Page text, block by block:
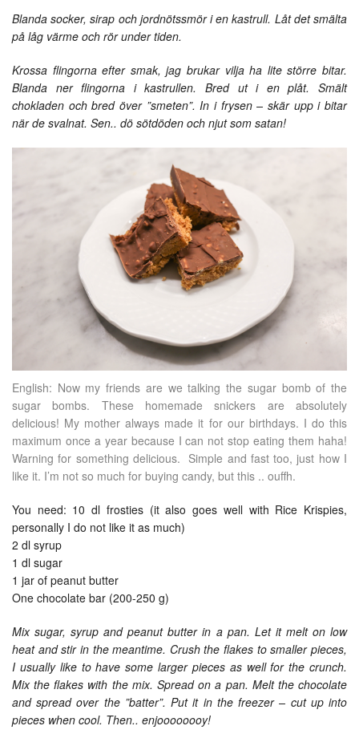
Blanda socker, sirap och jordnötssmör i en kastrull. Låt det smälta
på låg värme och rör under tiden.
Krossa flingorna efter smak, jag brukar vilja ha lite större bitar.
Blanda ner flingorna i kastrullen. Bred ut i en plåt. Smält
chokladen och bred över ”smeten”. In i frysen – skär upp i bitar
när de svalnat. Sen.. dö sötdöden och njut som satan!
English: Now my friends are we talking the sugar bomb of the
sugar bombs. These homemade snickers are absolutely
delicious! My mother always made it for our birthdays. I do this
maximum once a year because I can not stop eating them haha!
Warning for something delicious. Simple and fast too, just how I
like it. I’m not so much for buying candy, but this .. ouffh.
You need: 10 dl frosties (it also goes well with Rice Krispies,
personally I do not like it as much)
2 dl syrup
1 dl sugar
1 jar of peanut butter
One chocolate bar (200-250 g)
Mix sugar, syrup and peanut butter in a pan. Let it melt on low
heat and stir in the meantime. Crush the flakes to smaller pieces,
I usually like to have some larger pieces as well for the crunch.
Mix the flakes with the mix. Spread on a pan. Melt the chocolate
and spread over the ”batter”. Put it in the freezer – cut up into
pieces when cool. Then.. enjoooooooy!